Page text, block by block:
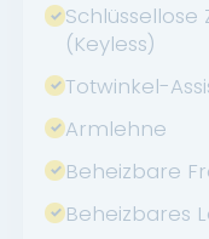
(Keyless)
Totwinkel-
Armlehne
Beheizbare
Beheizbares